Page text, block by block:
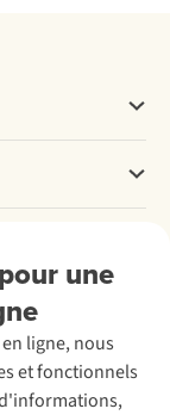
une
ligne, nous
et fonctionnels